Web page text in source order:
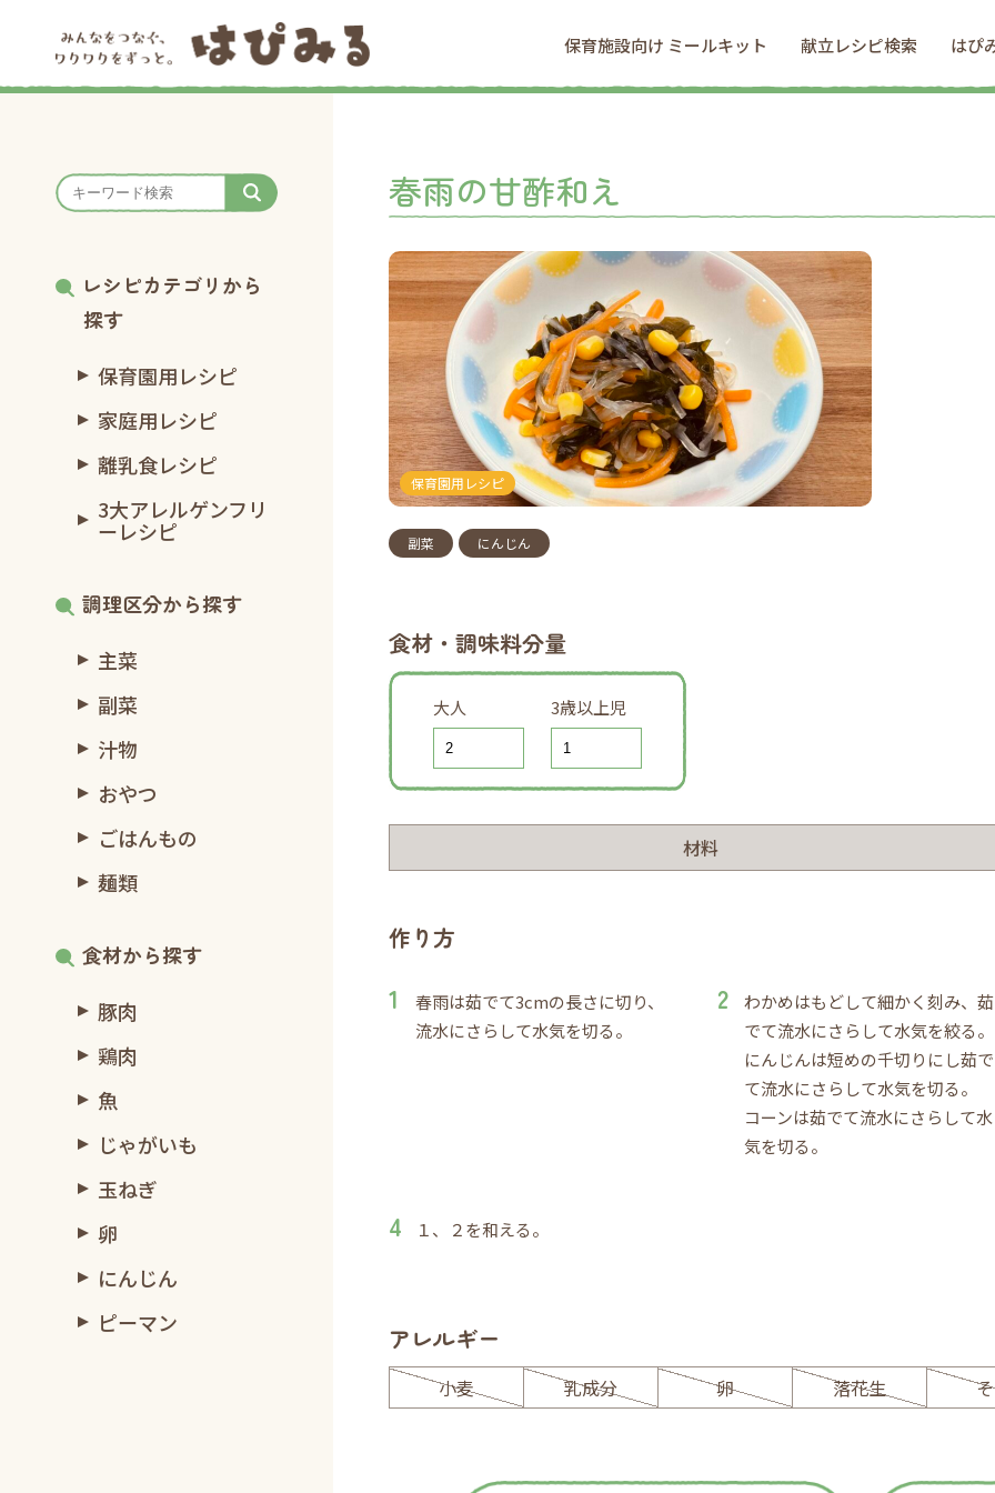
保育施設向け ミールキット 献立レシピ検索 はぴ
レシピカテゴリから
探す
保育園用レシピ
家庭用レシピ
離乳食レシピ
3大アレルゲンフリ
ーレシピ
調理区分から探す
主菜
副菜
汁物
おやつ
ごはんもの
麺類
食材から探す
豚肉
鶏肉
魚
じゃがいも
玉ねぎ
卵
にんじん
ピーマン
春雨の甘酢和え
保育園用レシピ
副菜 にんじん
食材・調味料分量
大人 3歳以上児
材料
作り方
春雨は茹でて3cmの長さに切り、
流水にさらして水気を切る。
わかめはもどして細かく刻み、茹
でて流水にさらして水気を絞る。
にんじんは短めの千切りにし茹で
て流水にさらして水気を切る。
コーンは茹でて流水にさらして水
気を切る。
１、２を和える。
アレルギー
小麦 乳成分 卵 落花生